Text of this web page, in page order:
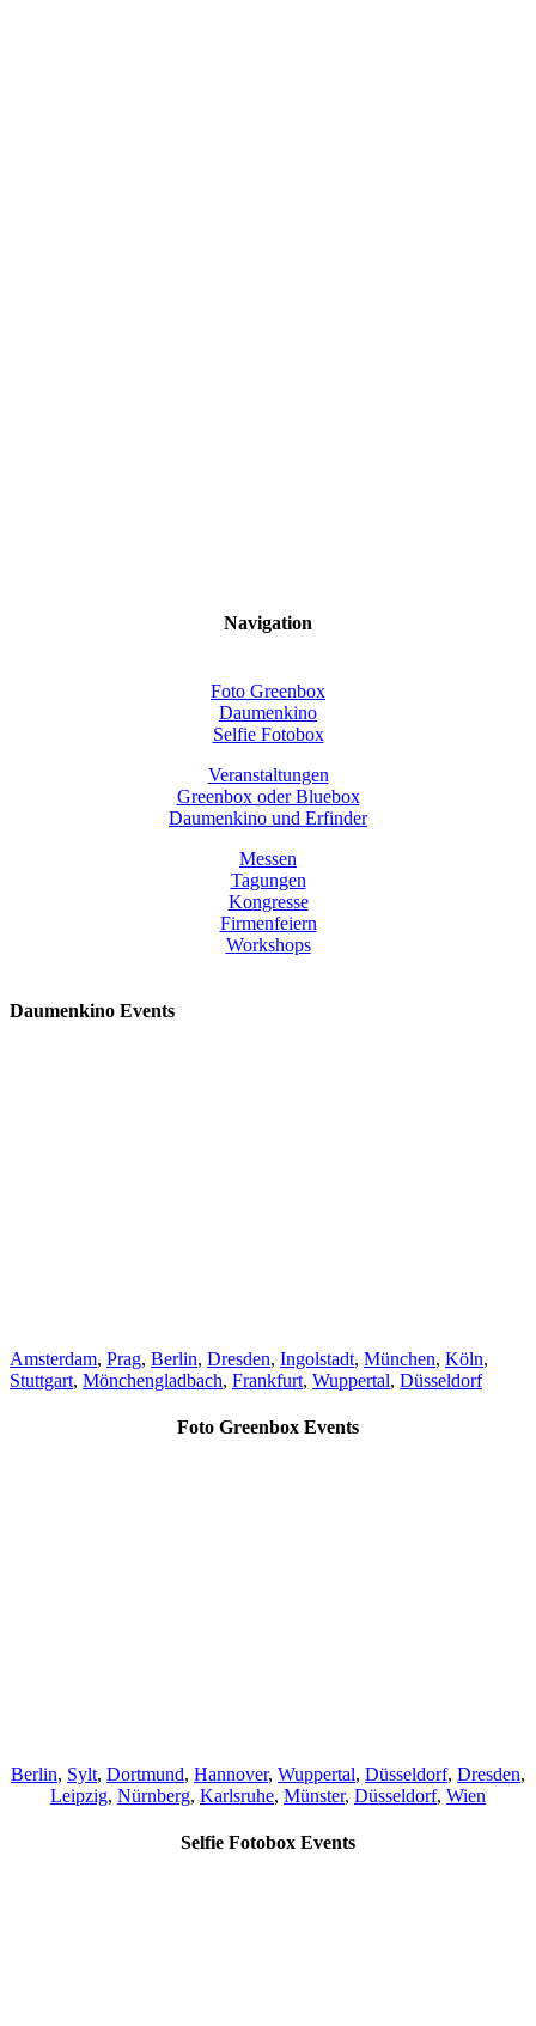
Navigation
Foto Greenbox
Daumenkino
Selfie Fotobox
Veranstaltungen
Greenbox oder Bluebox
Daumenkino und Erfinder
Messen
Tagungen
Kongresse
Firmenfeiern
Workshops
Daumenkino Events
Amsterdam, Prag, Berlin, Dresden, Ingolstadt, München, Köln,
Stuttgart, Mönchengladbach, Frankfurt, Wuppertal, Düsseldorf
Foto Greenbox Events
Berlin, Sylt, Dortmund, Hannover, Wuppertal, Düsseldorf, Dresden,
Leipzig, Nürnberg, Karlsruhe, Münster, Düsseldorf, Wien
Selfie Fotobox Events